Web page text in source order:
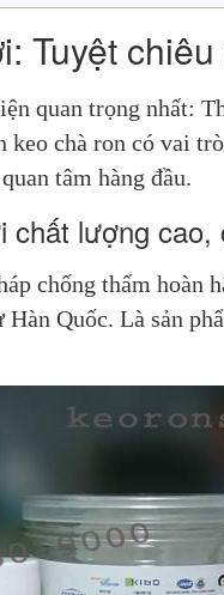
Tuyệt
quan trọng nhất:
chà ron có vai
tâm hàng đầu.
lượng cao,
chống thấm hoàn
Quốc. Là sản